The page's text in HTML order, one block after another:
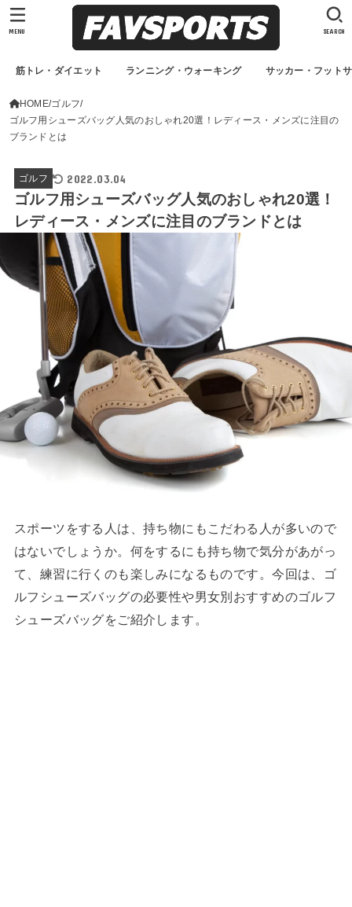
筋トレ・ダイエット ランニング・ウォーキング サッカー・フット
SEARCH
MENU
HOME ゴルフ
ゴルフ用シューズバッグ人気のおしゃれ20選！レディース・メンズに注目の
ブランドとは
ゴルフ 2022.03.04
ゴルフ用シューズバッグ人気のおしゃれ20選！
レディース・メンズに注目のブランドとは
スポーツをする人は、持ち物にもこだわる人が多いので
はないでしょうか。何をするにも持ち物で気分があがっ
て、練習に行くのも楽しみになるものです。今回は、ゴ
ルフシューズバッグの必要性や男女別おすすめのゴルフ
シューズバッグをご紹介します。